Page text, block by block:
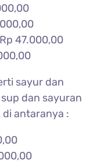
47.000,00
sayur dan
dan sayuran
antaranya :